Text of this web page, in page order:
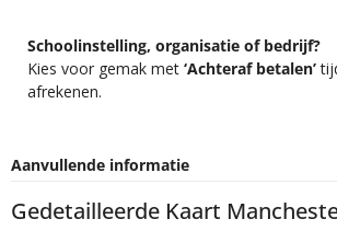
Schoolinstelling, organisatie of bedrijf?
Kies voor gemak met ‘Achteraf betalen’
afrekenen.
Aanvullende informatie
Gedetailleerde Kaart